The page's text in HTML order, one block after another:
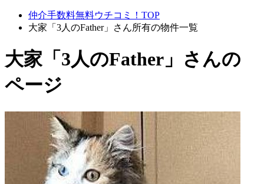
仲介手数料無料ウチコミ！TOP
大家「3人のFather」さん所有の物件一覧
大家「3人のFather」さんの
ページ